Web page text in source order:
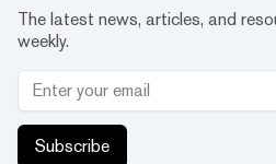
The latest news, articles, and
weekly.
Subscribe